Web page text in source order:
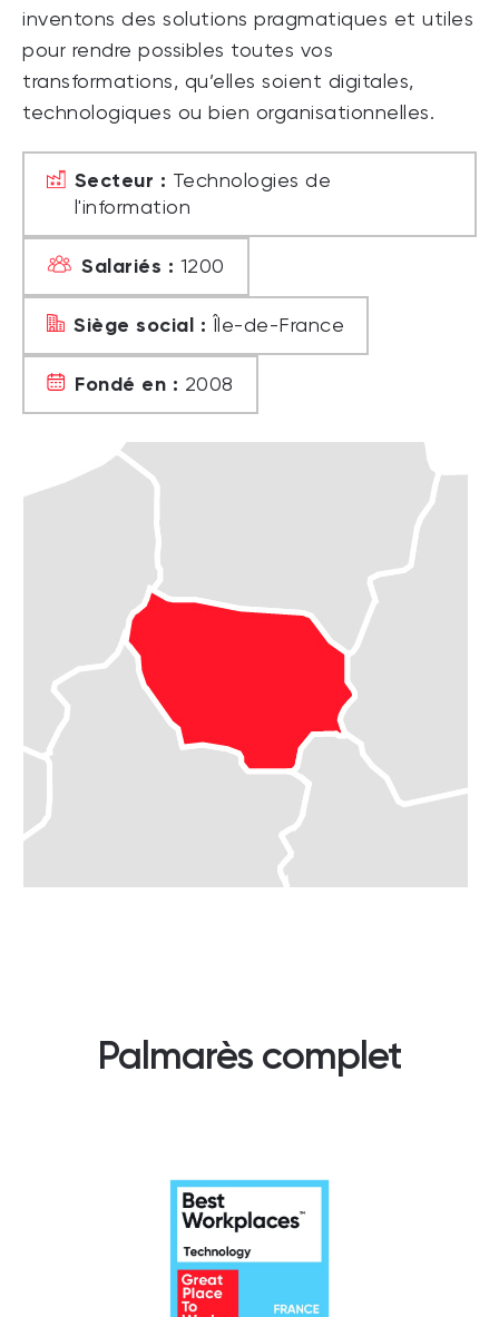
inventons des solutions pragmatiques et utiles
pour rendre possibles toutes vos
transformations, qu’elles soient digitales,
technologiques ou bien organisationnelles.
Secteur : Technologies de
l'information
Salariés : 1200
Siège social : Île-de-France
Fondé en : 2008
Palmarès complet